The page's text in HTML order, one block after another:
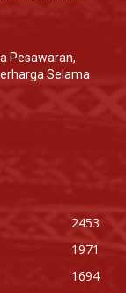
Pesawaran,
Selama
2453
1971
1694